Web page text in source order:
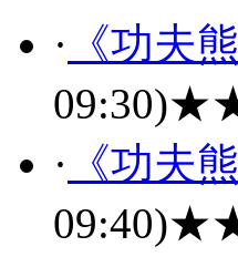
· 《功夫
09:30)
· 《功夫
09:40)